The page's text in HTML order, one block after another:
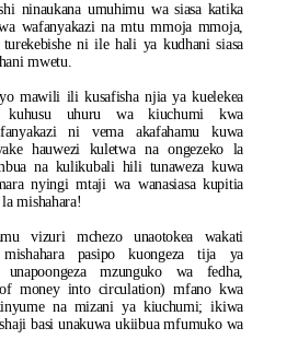
ninaukana umuhimu wa siasa katika
wafanyakazi na mtu mmoja mmoja,
turekebishe ni ile hali ya kudhani siasa
mwetu.
mawili ili kusafisha njia ya kuelekea
uhuru wa kiuchumi kwa
ni vema akafahamu kuwa
hauwezi kuletwa na ongezeko la
na kulikubali hili tunaweza kuwa
nyingi mtaji wa wanasiasa kupitia
mishahara!
vizuri mchezo unaotokea wakati
mishahara pasipo kuongeza tija ya
mzunguko wa fedha,
money into circulation) mfano kwa
na mizani ya kiuchumi; ikiwa
basi unakuwa ukiibua mfumuko wa